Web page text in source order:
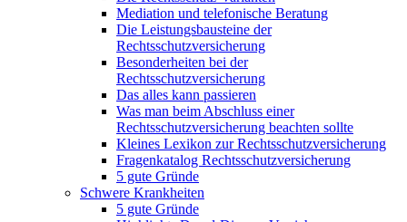
Mediation und telefonische Beratung
Die Leistungsbausteine der
Rechtsschutzversicherung
Besonderheiten bei der
Rechtsschutzversicherung
Das alles kann passieren
Was man beim Abschluss einer
Rechtsschutzversicherung beachten sollte
Kleines Lexikon zur Rechtsschutzversicherung
Fragenkatalog Rechtsschutzversicherung
5 gute Gründe
Schwere Krankheiten
5 gute Gründe